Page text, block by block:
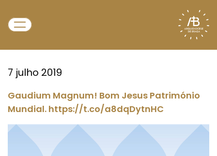
7 julho 2019
Gaudium Magnum! Bom Jesus Património
Mundial. https://t.co/a8dqDytnHC